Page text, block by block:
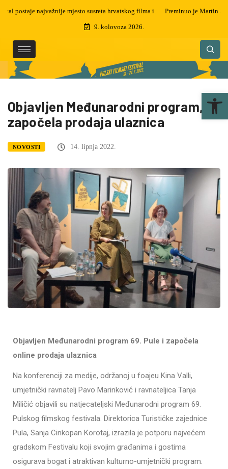
Preminuo je Martin Semenčić, filmski montažer i dizajner zvuka, dobitnik
čak 5 zlatnih arena
9. kolovoza 2026.
Objavljen Međunarodni program,
započela prodaja ulaznica
NOVOSTI 14. lipnja 2022.
Objavljen Međunarodni program 69. Pule i započela
online prodaja ulaznica
Na konferenciji za medije, održanoj u foajeu Kina Valli,
umjetnički ravnatelj Pavo Marinković i ravnateljica Tanja
Miličić objavili su natjecateljski Međunarodni program 69.
Pulskog filmskog festivala. Direktorica Turističke zajednice
Pula, Sanja Cinkopan Korotaj, izrazila je potporu najvećem
gradskom Festivalu koji svojim građanima i gostima
osigurava bogat i atraktivan kulturno-umjetnički program.